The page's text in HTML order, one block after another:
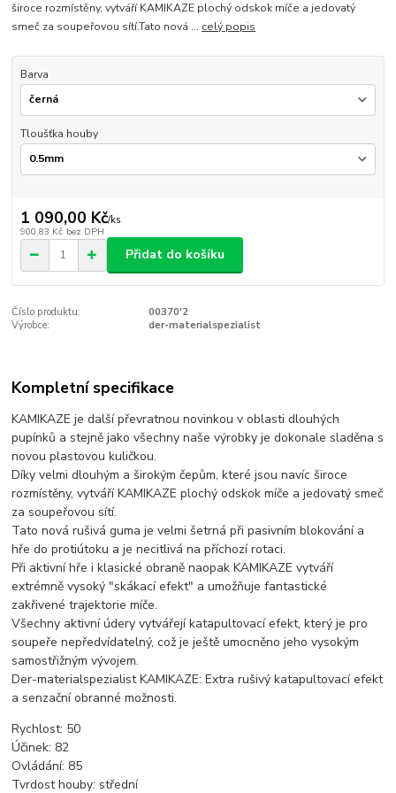
široce rozmístěny, vytváří KAMIKAZE plochý odskok míče a jedovatý
smeč za soupeřovou sítí.Tato nová ... celý popis
Barva
Tloušťka houby
1 090,00 Kč/ks
900,83 Kč bez DPH
Přidat do košíku
Číslo produktu:
00370'2
Výrobce:
der-materialspezialist
Kompletní specifikace
KAMIKAZE je další převratnou novinkou v oblasti dlouhých
pupínků a stejně jako všechny naše výrobky je dokonale sladěna s
novou plastovou kuličkou.
Díky velmi dlouhým a širokým čepům, které jsou navíc široce
rozmístěny, vytváří KAMIKAZE plochý odskok míče a jedovatý smeč
za soupeřovou sítí.
Tato nová rušivá guma je velmi šetrná při pasivním blokování a
hře do protiútoku a je necitlivá na příchozí rotaci.
Při aktivní hře i klasické obraně naopak KAMIKAZE vytváří
extrémně vysoký "skákací efekt" a umožňuje fantastické
zakřivené trajektorie míče.
Všechny aktivní údery vytvářejí katapultovací efekt, který je pro
soupeře nepředvídatelný, což je ještě umocněno jeho vysokým
samostřižným vývojem.
Der-materialspezialist KAMIKAZE: Extra rušivý katapultovací efekt
a senzační obranné možnosti.
Rychlost: 50
Účinek: 82
Ovládání: 85
Tvrdost houby: střední